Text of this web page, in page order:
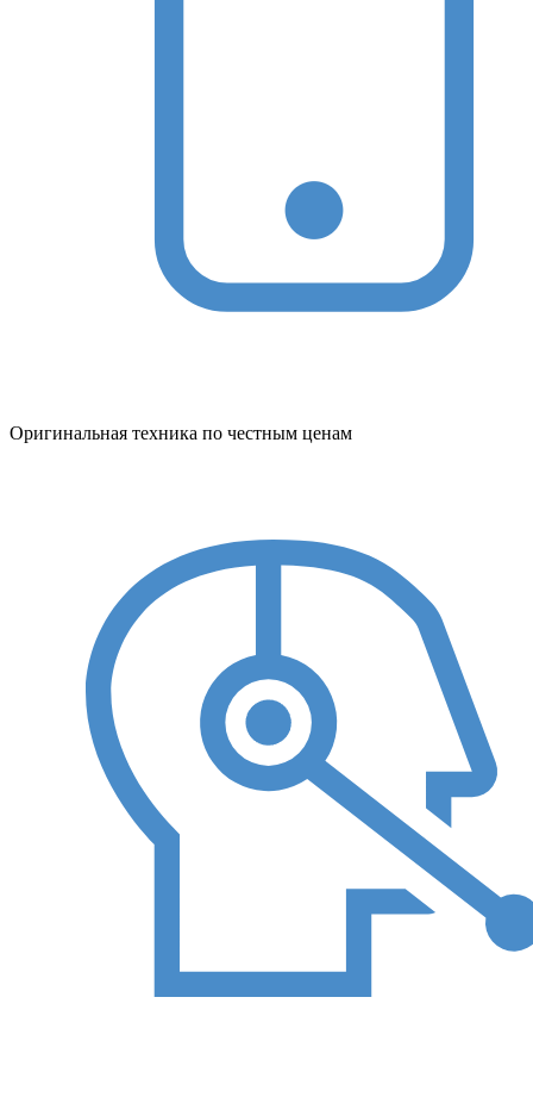
Оригинальная техника по честным ценам